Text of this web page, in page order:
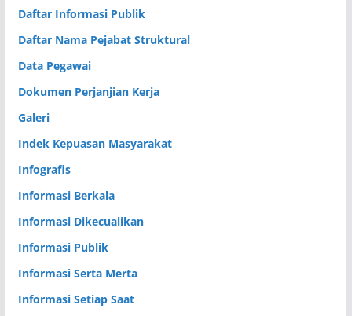
Daftar Informasi Publik
Daftar Nama Pejabat Struktural
Data Pegawai
Dokumen Perjanjian Kerja
Galeri
Indek Kepuasan Masyarakat
Infografis
Informasi Berkala
Informasi Dikecualikan
Informasi Publik
Informasi Serta Merta
Informasi Setiap Saat